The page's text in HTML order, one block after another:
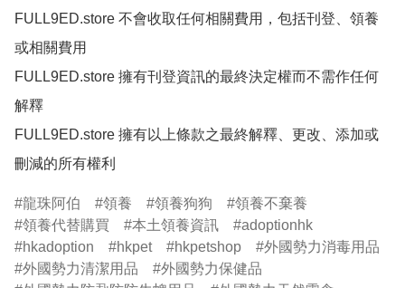
FULL9ED.store 不會收取任何相關費用，包括刊登、領養
或相關費用
FULL9ED.store 擁有刊登資訊的最終決定權而不需作任何
解釋
FULL9ED.store 擁有以上條款之最終解釋、更改、添加或
刪減的所有權利
龍珠阿伯 領養 領養狗狗
領養不棄養
領養代替購買
本土領養資訊
adoptionhk
hkadoption
hkpet hkpetshop
外國勢力消毒用品
外國勢力清潔用品
外國勢力保健品